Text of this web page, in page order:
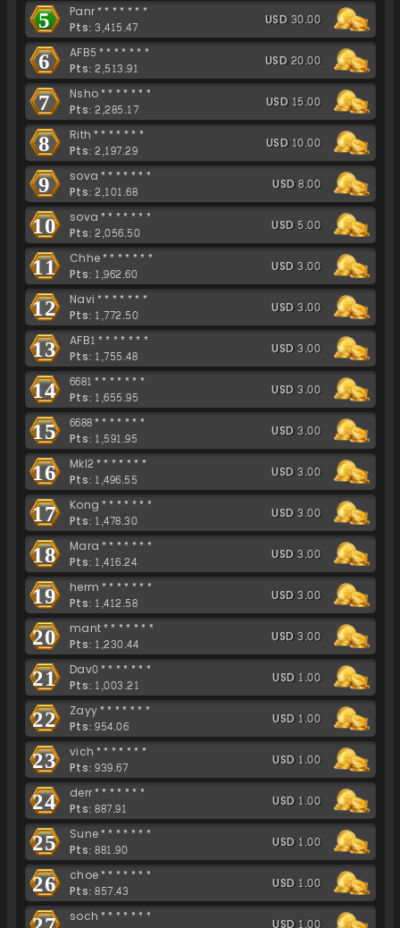
5
Panr*******
Pts: 3,415.47
USD 30.00
6
AFB5*******
Pts: 2,513.91
USD 20.00
7
Nsho*******
Pts: 2,285.17
USD 15.00
8
Rith*******
Pts: 2,197.29
USD 10.00
9
sova*******
Pts: 2,101.68
USD 8.00
10
sova*******
Pts: 2,056.50
USD 5.00
11
Chhe*******
Pts: 1,962.60
USD 3.00
12
Navi*******
Pts: 1,772.50
USD 3.00
13
AFB1*******
Pts: 1,755.48
USD 3.00
14
6681*******
Pts: 1,655.95
USD 3.00
15
6688*******
Pts: 1,591.95
USD 3.00
16
Mkl2*******
Pts: 1,496.55
USD 3.00
17
Kong*******
Pts: 1,478.30
USD 3.00
18
Mara*******
Pts: 1,416.24
USD 3.00
19
herm*******
Pts: 1,412.58
USD 3.00
20
mant*******
Pts: 1,230.44
USD 3.00
21
Dav0*******
Pts: 1,003.21
USD 1.00
22
Zayy*******
Pts: 954.06
USD 1.00
23
vich*******
Pts: 939.67
USD 1.00
24
derr*******
Pts: 887.91
USD 1.00
25
Sune*******
Pts: 881.90
USD 1.00
26
choe*******
Pts: 857.43
USD 1.00
soch*******